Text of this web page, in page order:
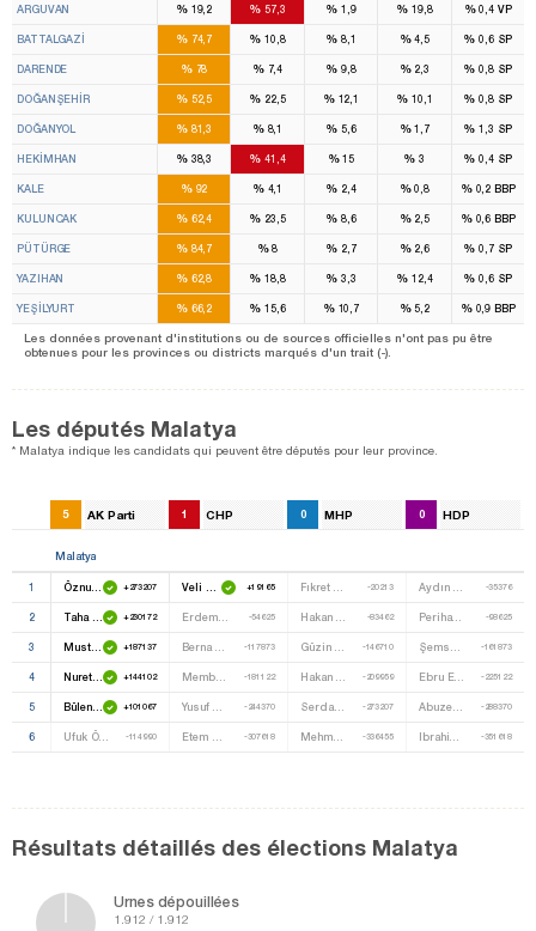
ARGUVAN %19,2 % 57,3 % 1,9 % 19,8 %0,4VP
BATTALGAZİ %74,7 % 10,8 % 8,1 %4,5 % 0,6 SP
DARENDE %78 %7,4 % 9,8 %2,3 % 0,8 SP
DOĞANŞEHİR %52,5 % 22,5 %12,1 % 10,1 % 0,8 SP
DOĞANYOL %81,3 %8,1 % 5,6 %1,7 % 1,3 SP
HEKİMHAN %38,3 % 41,4 %15 % 3 % 0,4 SP
KALE %92 %4,1 % 2,4 %0,8 %0,2BBP
KULUNCAK %62,4 % 23,5 % 8,6 %2,5 %0,6BBP
PÜTÜRGE %84,7 %8 % 2,7 %2,6 % 0,7 SP
YAZIHAN %62,8 % 18,8 % 3,3 % 12,4 % 0,6 SP
YEŞİLYURT %66,2 % 15,6 %10,7 %5,2 %0,9BBP
Les données provenant d'institutions ou de sources officielles n'ont pas pu être
obtenues pour les provinces ou districts marqués d'un trait (-).
Les députés Malatya
* Malatya indique les candidats qui peuvent être députés pour leur province.
5 AK Parti 1 CHP 0 MHP 0 HDP
Malatya
1 Öznur Çalık +273207 +19165 -20213 -35376
2 +230172 Erdem Hüsnü Aslanoğlu -54625 -83462 Perihan Yücekaya -98625
3 Mustafa Şahin +187137 -117873 -146710 -161873
4 Nurettin Yaşar +144102 Memba Kuşcu -181122 -209959 Ebru Ergen Korkmaz -225122
5 Bülent Tüfenkci +101067 -244370 Serdar Yıldız -273207 Abuzer Yavaş -288370
6 Ufuk Önalan -114990 -307618 Mehmet Ali Özpolat -336455 -351618
Résultats détaillés des élections Malatya
Urnes dépouillées
1.912 / 1.912